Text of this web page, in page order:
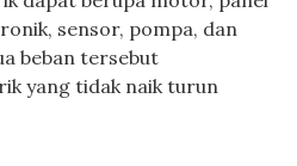
sensor, pompa, dan
beban tersebut
yang tidak naik turun